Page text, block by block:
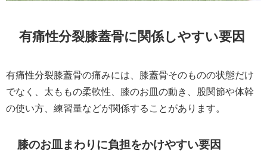
有痛性分裂膝蓋骨に関係しやすい要因
有痛性分裂膝蓋骨の痛みには、膝蓋骨そのものの状態だけ
でなく、太ももの柔軟性、膝のお皿の動き、股関節や体幹
の使い方、練習量などが関係することがあります。
膝のお皿まわりに負担をかけやすい要因